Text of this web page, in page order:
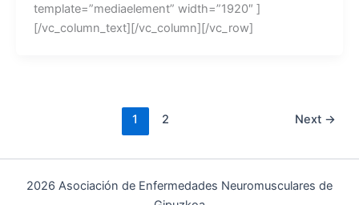
template=”mediaelement” width=”1920″ ]
[/vc_column_text][/vc_column][/vc_row]
1 2 Next →
2026 Asociación de Enfermedades Neuromusculares de